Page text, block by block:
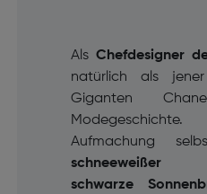
Als Chefdesigner
natürlich als
Giganten
Aufmachung
schneeweißer
schwarze